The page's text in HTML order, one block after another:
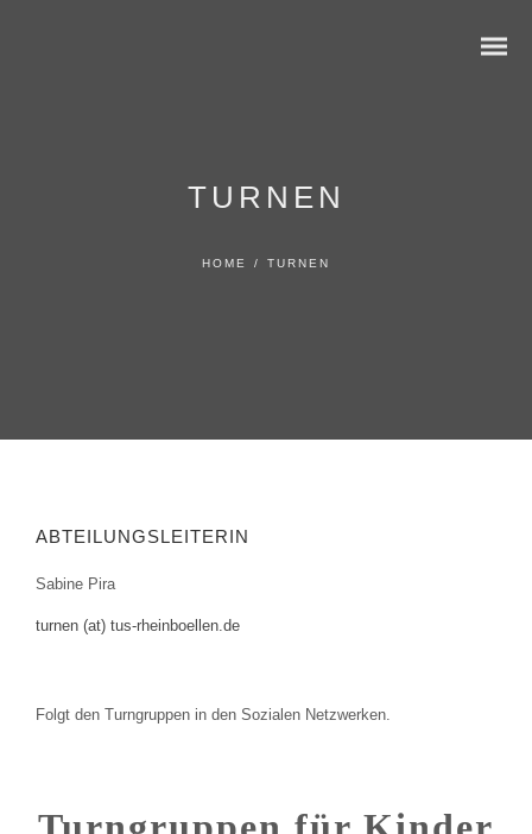
TURNEN
HOME / TURNEN
ABTEILUNGSLEITERIN
Sabine Pira
turnen (at) tus-rheinboellen.de
Folgt den Turngruppen in den Sozialen Netzwerken.